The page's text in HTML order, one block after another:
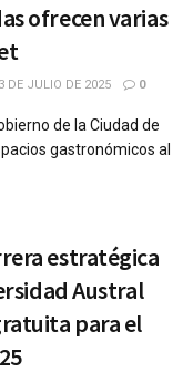
ofrecen varias
DE JULIO DE 2025 0
de la Ciudad de
gastronómicos al
estratégica
Austral
para el